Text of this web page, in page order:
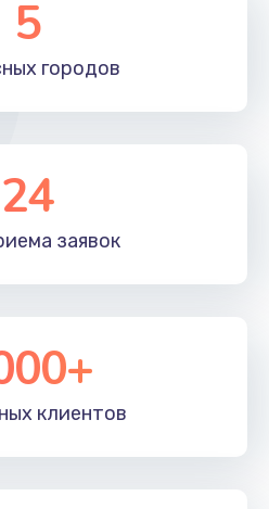
5
городов
24
заявок
клиентов